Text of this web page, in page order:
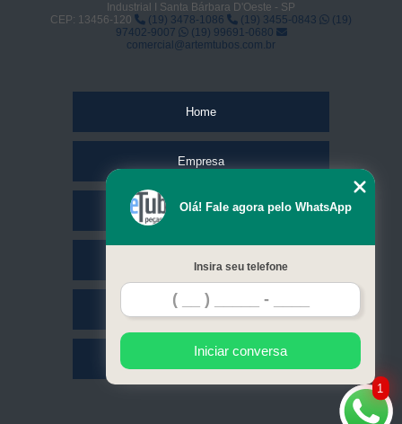
Industrial I Santa Bárbara D'Oeste - SP
CEP: 13456-120
(19) 3478-1086 (19) 3455-0843
(19)
97402-9007
(19) 99691-0680
comercial@artemtubos.com.br
Home
Empresa
Missão
Serviços
Contato
Mapa do site
1
Olá! Fale agora pelo WhatsApp
Insira seu telefone
Iniciar conversa